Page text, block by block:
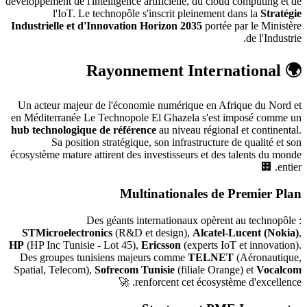
l'IoT. Le technopôle s'inscrit pleinement dans la Stratégie
Industrielle et d'Innovation Horizon 2035 portée par le Ministère
de l'Industrie.
🌍 Rayonnement International
Un acteur majeur de l'économie numérique en Afrique du Nord et
en Méditerranée Le Technopole El Ghazela s'est imposé comme un
hub technologique de référence au niveau régional et continental.
Sa position stratégique, son infrastructure de qualité et son
écosystème mature attirent des investisseurs et des talents du monde
entier. 🏢
Multinationales de Premier Plan
Des géants internationaux opèrent au technopôle :
STMicroelectronics (R&D et design), Alcatel-Lucent (Nokia),
HP (HP Inc Tunisie - Lot 45), Ericsson (experts IoT et innovation).
Des groupes tunisiens majeurs comme TELNET (Aéronautique,
Spatial, Telecom), Sofrecom Tunisie (filiale Orange) et Vocalcom
renforcent cet écosystème d'excellence. 🚀